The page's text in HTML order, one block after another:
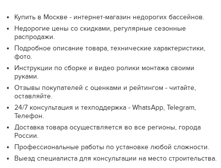
Купить в Москве - интернет-магазин недорогих бассейнов.
Недорогие цены со скидками, регулярные сезонные
распродажи.
Подробное описание товара, технические характеристики,
фото.
Инструкции по сборке и видео ролики монтажа своими
руками.
Отзывы покупателей с оценками и рейтингом - читайте,
оставляйте.
24/7 консультация и техподдержка - WhatsApp, Telegram,
Телефон.
Доставка товара осуществляется во все регионы, города
России.
Профессиональные работы по установке любой сложности.
Выезд специалиста для консультации на место строительства.